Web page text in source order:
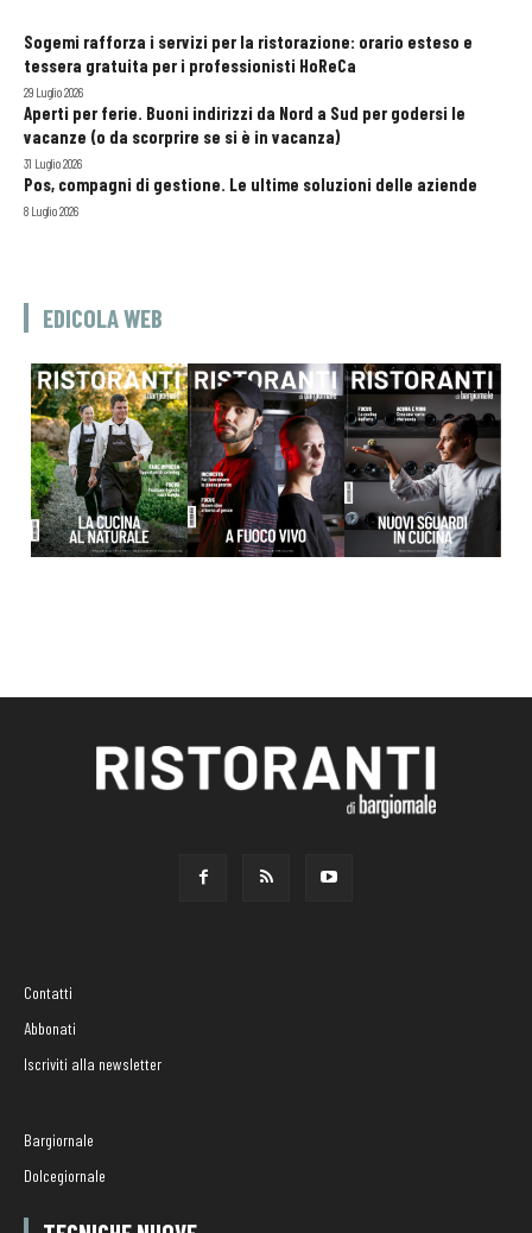
Sogemi rafforza i servizi per la ristorazione: orario esteso e
tessera gratuita per i professionisti HoReCa
29 Luglio 2026
Aperti per ferie. Buoni indirizzi da Nord a Sud per godersi le
vacanze (o da scorprire se si è in vacanza)
31 Luglio 2026
Pos, compagni di gestione. Le ultime soluzioni delle aziende
8 Luglio 2026
EDICOLA WEB
Contatti
Abbonati
Iscriviti alla newsletter
Bargiornale
Dolcegiornale